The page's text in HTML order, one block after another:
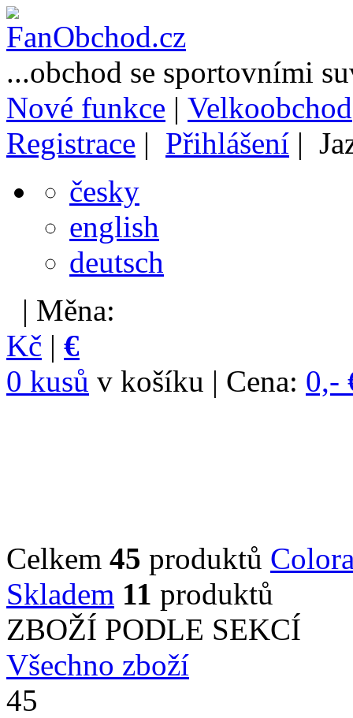
...obchod se sportovními
Nové funkce | Velkoobchod
Registrace | Přihlášení |
česky
english
deutsch
| Měna:
Kč | €
0 kusů v košíku | Cena: 0,-
Celkem 45 produktů
Skladem 11 produktů
ZBOŽÍ PODLE SEKCÍ
Všechno zboží
45